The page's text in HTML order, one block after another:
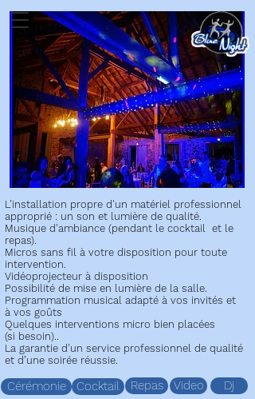
L'installation propre d'un matériel professionnel
approprié : un son et lumière de qualité.
Musique d'ambiance (pendant le cocktail et le
repas).
Micros sans fil à votre disposition pour toute
intervention.
Vidéoprojecteur à disposition
Possibilité de mise en lumière de la salle.
Programmation musical adapté à vos invités et
à vos goûts
Quelques interventions micro bien placées
(si besoin)..
La garantie d'un service professionnel de qualité
et d’une soirée réussie.
Cérémonie Cocktail Repas Video
Dj